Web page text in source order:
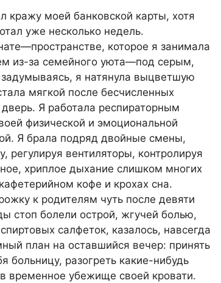
кражу моей банковской карты, хотя
уже несколько недель.
которое я занимала
из-за семейного уюта—под серым,
я натянула выцветшую
мягкой после бесчисленных
Я работала респираторным
физической и эмоциональной
Я брала подряд двойные смены,
регулируя вентиляторы, контролируя
хриплое дыхание слишком многих
кофе и крохах сна.
к родителям чуть после девяти
стоп болели острой, жгучей болью,
салфеток, казалось, навсегда
план на оставшийся вечер: принять
разогреть какие-нибудь
временное убежище своей кровати.